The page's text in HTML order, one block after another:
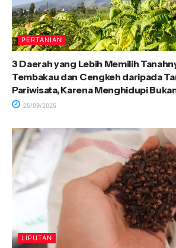
PERTANIAN
3 Daerah yang Lebih Memilih
Tembakau dan Cengkeh daripada
Pariwisata, Karena Menghidupi
25/09/2025
LIPUTAN